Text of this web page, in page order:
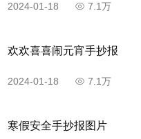
2024-01-18 7.1万
欢欢喜喜闹元宵手抄报
2024-01-18 7.1万
寒假安全手抄报图片